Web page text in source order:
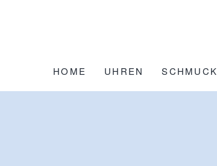
HOME UHREN SCHMUCK